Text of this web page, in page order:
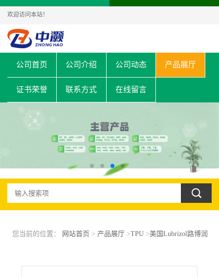
欢迎访问本站！
公司首页 公司介绍 公司动态 产品展厅
证书荣誉 联系方式 在线留言
您当前的位置： 网站首页 > 产品展厅>TPU>美国Lubrizol路博润